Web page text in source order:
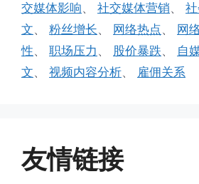
交媒体影响、 社交媒体营销、
文、 粉丝增长、 网络热点、 网
性、 职场压力 、 股价暴跌、 自
文、 视频内容分析、 雇佣关系
友情链接